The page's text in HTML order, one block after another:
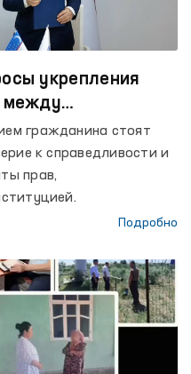
укрепления
между
обращений
гражданина стоят
к справедливости и
прав,
Подробно